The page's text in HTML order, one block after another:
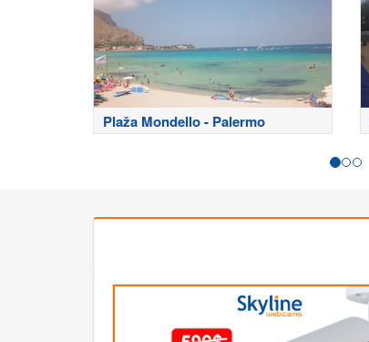
Plaža Mondello - Palermo